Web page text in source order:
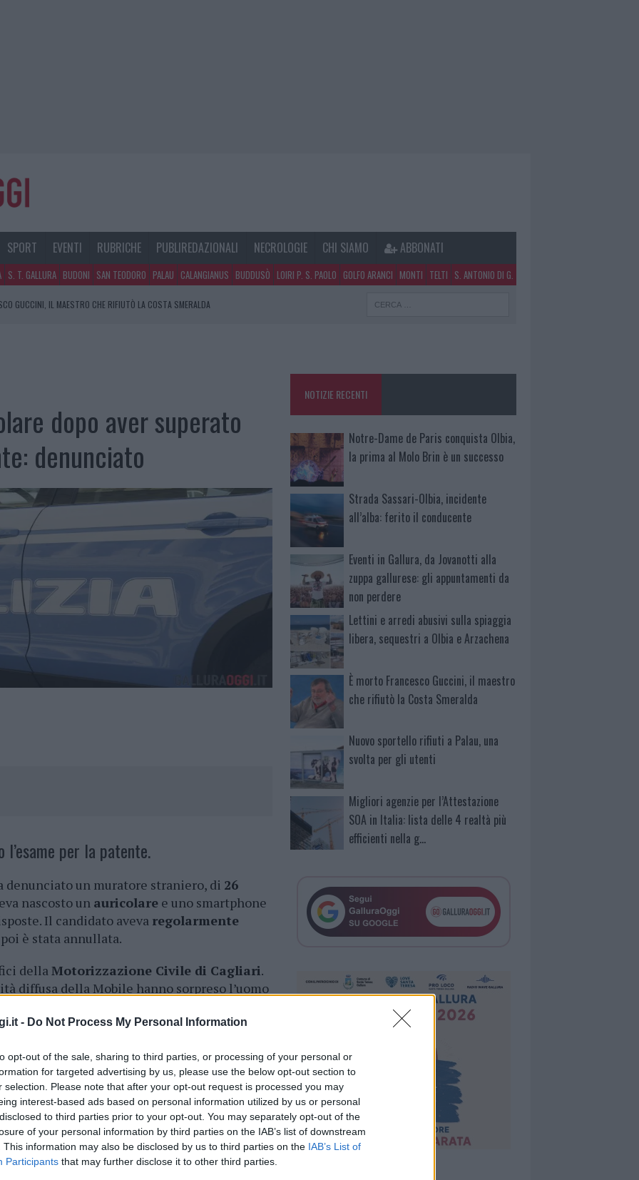
- Do Not Process My Personal Information
opt-out of the sale, sharing to third parties, or processing of your personal or
for targeted advertising by us, please use the below opt-out section to
selection. Please note that after your opt-out request is processed you may
interest-based ads based on personal information utilized by us or personal
to third parties prior to your opt-out. You may separately opt-out of the
of your personal information by third parties on the IAB’s list of downstream
This information may also be disclosed by us to third parties on the IAB’s List of
Participants that may further disclose it to other third parties.
SPORT EVENTI RUBRICHE PUBLIREDAZIONALI NECROLOGIE CHI SIAMO ABBONATI
S. T. GALLURA BUDONI SAN TEODORO PALAU CALANGIANUS BUDDUSÒ LOIRI P. S. PAOLO GOLFO ARANCI MONTI TELTI S. ANTONIO DI G.
GUCCINI, IL MAESTRO CHE RIFIUTÒ LA COSTA SMERALDA
dopo aver superato
denunciato
l’esame per la patente.
denunciato un muratore straniero, di 26
nascosto un auricolare e uno smartphone
Il candidato aveva regolarmente
è stata annullata.
dellaMotorizzazione Civile di Cagliari.
diffusa della Mobile hanno sorpreso l’uomo
come modem. Alcuni movimenti del
destinata alle prove, hannoripreso la
dellaMotorizzazione.
agentihanno sottoposto a controllo l’uomo,
micro auricolare, collegato tramiteWi-Fia
superato la prova grazie ai
L’esame è stato subito annullato.
NOTIZIE RECENTI
Notre-Dame de Paris conquista Olbia,
la prima al Molo Brin è un successo
Strada Sassari-Olbia, incidente
all’alba: ferito il conducente
Eventi in Gallura, da Jovanotti alla
zuppa gallurese: gli appuntamenti da
non perdere
Lettini e arredi abusivi sulla spiaggia
libera, sequestri a Olbia e Arzachena
È morto Francesco Guccini, il maestro
che rifiutò la Costa Smeralda
Nuovo sportello rifiuti a Palau, una
svolta per gli utenti
Migliori agenzie per l’Attestazione
SOA in Italia: lista delle 4 realtà più
efficienti nella g…